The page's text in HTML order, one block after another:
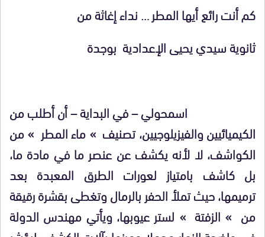
كم أنت رائع أيها المطر … نداء إغاثة من
ثانوية سيدي يحيى الإعدادية بوجدة
اسمحولي – في البداية – أن أطلب من
الكيميائيين والفيزيلوجيين، تصنيف » ماء المطر » من
الكواشف، لا لأنه يكشف عن عنصر ما في مادة ما،
بل كاشف بامتياز لعورات الطرق المعبدة بعد
ترميمها، حيث تملأ الحفر بالرمال وتغطى بقشرة رقيقة
من » الزفتة » لستر عيوبها، ويأتي مهندس الدولة